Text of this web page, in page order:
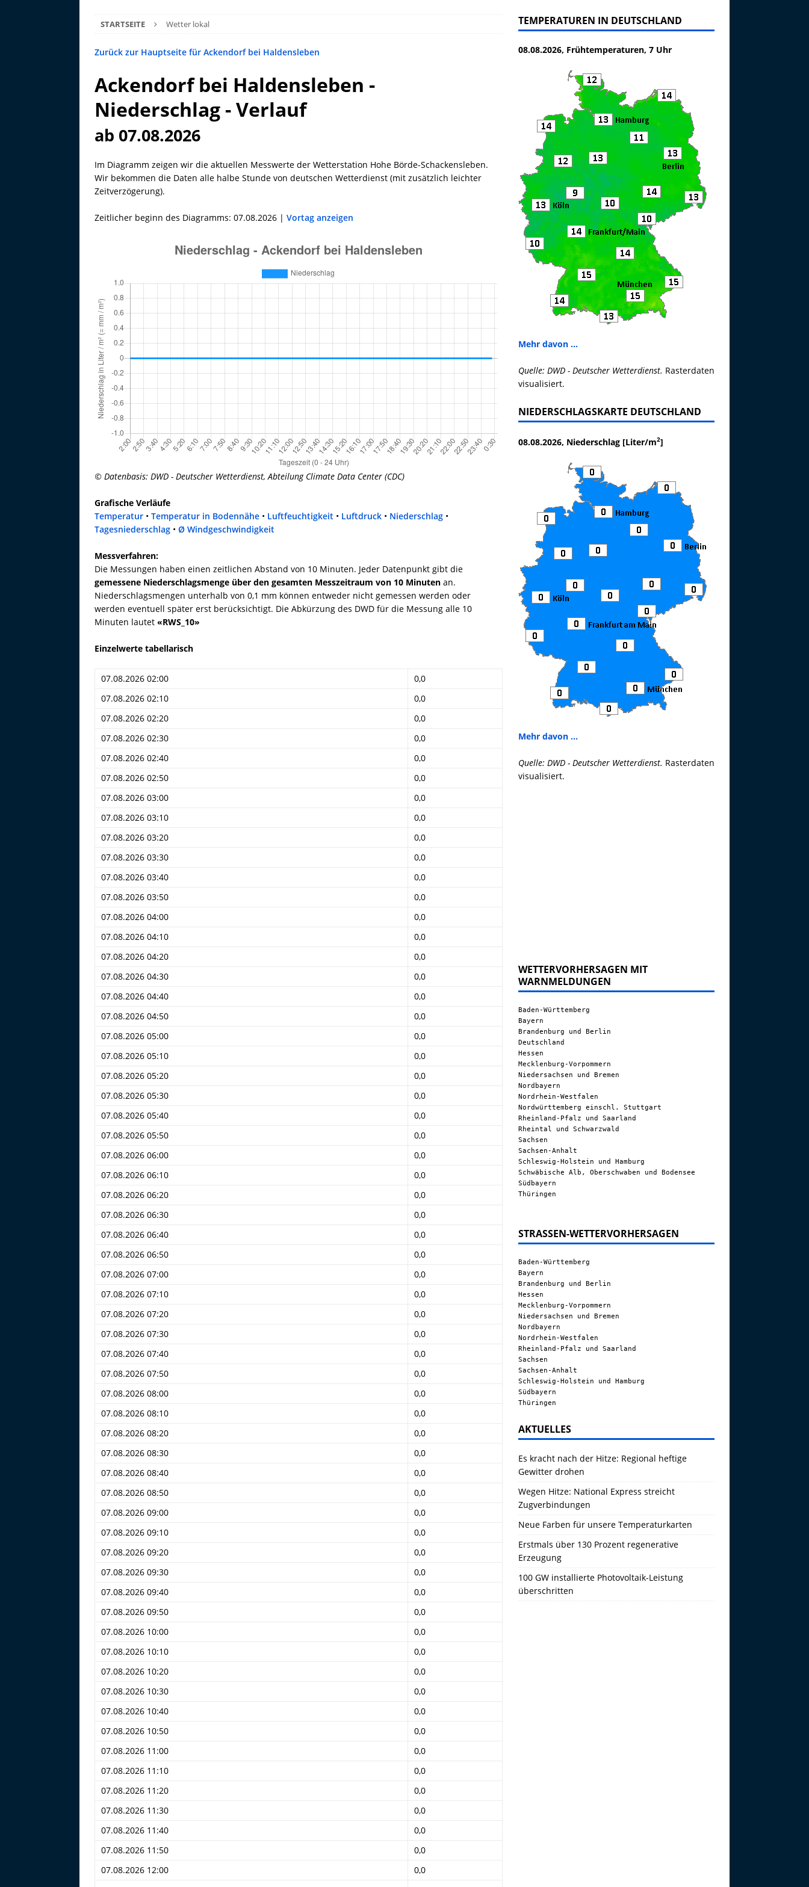
STARTSEITE Wetter lokal
Zurück zur Hauptseite für Ackendorf bei Haldensleben
Ackendorf bei Haldensleben -
Niederschlag - Verlauf
ab 07.08.2026
Im Diagramm zeigen wir die aktuellen Messwerte der Wetterstation Hohe Börde-Schackensleben.
Wir bekommen die Daten alle halbe Stunde von deutschen Wetterdienst (mit zusätzlich leichter
Zeitverzögerung).
Zeitlicher beginn des Diagramms: 07.08.2026 | Vortag anzeigen
© Datenbasis: DWD - Deutscher Wetterdienst, Abteilung Climate Data Center (CDC)
Grafische Verläufe
Temperatur • Temperatur in Bodennähe • Luftfeuchtigkeit • Luftdruck • Niederschlag •
Tagesniederschlag • Ø Windgeschwindigkeit
Messverfahren:
Die Messungen haben einen zeitlichen Abstand von 10 Minuten. Jeder Datenpunkt gibt die
gemessene Niederschlagsmenge über den gesamten Messzeitraum von 10 Minuten an.
Niederschlagsmengen unterhalb von 0,1 mm können entweder nicht gemessen werden oder
werden eventuell später erst berücksichtigt. Die Abkürzung des DWD für die Messung alle 10
Minuten lautet «RWS_10»
Einzelwerte tabellarisch
07.08.2026 02:00
0,0
07.08.2026 02:10
0,0
07.08.2026 02:20
0,0
07.08.2026 02:30
0,0
07.08.2026 02:40
0,0
07.08.2026 02:50
0,0
07.08.2026 03:00
0,0
07.08.2026 03:10
0,0
07.08.2026 03:20
0,0
07.08.2026 03:30
0,0
07.08.2026 03:40
0,0
07.08.2026 03:50
0,0
07.08.2026 04:00
0,0
07.08.2026 04:10
0,0
07.08.2026 04:20
0,0
07.08.2026 04:30
0,0
07.08.2026 04:40
0,0
07.08.2026 04:50
0,0
07.08.2026 05:00
0,0
07.08.2026 05:10
0,0
07.08.2026 05:20
0,0
07.08.2026 05:30
0,0
07.08.2026 05:40
0,0
07.08.2026 05:50
0,0
07.08.2026 06:00
0,0
07.08.2026 06:10
0,0
07.08.2026 06:20
0,0
07.08.2026 06:30
0,0
07.08.2026 06:40
0,0
07.08.2026 06:50
0,0
07.08.2026 07:00
0,0
07.08.2026 07:10
0,0
07.08.2026 07:20
0,0
07.08.2026 07:30
0,0
07.08.2026 07:40
0,0
07.08.2026 07:50
0,0
07.08.2026 08:00
0,0
07.08.2026 08:10
0,0
07.08.2026 08:20
0,0
07.08.2026 08:30
0,0
07.08.2026 08:40
0,0
07.08.2026 08:50
0,0
07.08.2026 09:00
0,0
07.08.2026 09:10
0,0
07.08.2026 09:20
0,0
07.08.2026 09:30
0,0
07.08.2026 09:40
0,0
07.08.2026 09:50
0,0
07.08.2026 10:00
0,0
07.08.2026 10:10
0,0
07.08.2026 10:20
0,0
07.08.2026 10:30
0,0
07.08.2026 10:40
0,0
07.08.2026 10:50
0,0
07.08.2026 11:00
0,0
07.08.2026 11:10
0,0
07.08.2026 11:20
0,0
07.08.2026 11:30
0,0
07.08.2026 11:40
0,0
07.08.2026 11:50
0,0
07.08.2026 12:00
0,0
TEMPERATUREN IN DEUTSCHLAND
08.08.2026, Frühtemperaturen, 7 Uhr
Mehr davon ...
Quelle: DWD - Deutscher Wetterdienst. Rasterdaten
visualisiert.
NIEDERSCHLAGSKARTE DEUTSCHLAND
08.08.2026, Niederschlag [Liter/m2]
Mehr davon ...
Quelle: DWD - Deutscher Wetterdienst. Rasterdaten
visualisiert.
WETTERVORHERSAGEN MIT
WARNMELDUNGEN
Baden-Württemberg
Bayern
Brandenburg und Berlin
Deutschland
Hessen
Mecklenburg-Vorpommern
Niedersachsen und Bremen
Nordbayern
Nordrhein-Westfalen
Nordwürttemberg einschl. Stuttgart
Rheinland-Pfalz und Saarland
Rheintal und Schwarzwald
Sachsen
Sachsen-Anhalt
Schleswig-Holstein und Hamburg
Schwäbische Alb, Oberschwaben und Bodensee
Südbayern
Thüringen
STRASSEN-WETTERVORHERSAGEN
Baden-Württemberg
Bayern
Brandenburg und Berlin
Hessen
Mecklenburg-Vorpommern
Niedersachsen und Bremen
Nordbayern
Nordrhein-Westfalen
Rheinland-Pfalz und Saarland
Sachsen
Sachsen-Anhalt
Schleswig-Holstein und Hamburg
Südbayern
Thüringen
AKTUELLES
Es kracht nach der Hitze: Regional heftige
Gewitter drohen
Wegen Hitze: National Express streicht
Zugverbindungen
Neue Farben für unsere Temperaturkarten
Erstmals über 130 Prozent regenerative
Erzeugung
100 GW installierte Photovoltaik-Leistung
überschritten